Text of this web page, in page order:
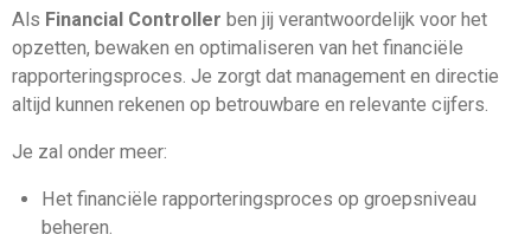
Als Financial Controller ben jij verantwoordelijk voor het
opzetten, bewaken en optimaliseren van het financiële
rapporteringsproces. Je zorgt dat management en directie
altijd kunnen rekenen op betrouwbare en relevante cijfers.
Je zal onder meer:
Het financiële rapporteringsproces op groepsniveau
beheren.